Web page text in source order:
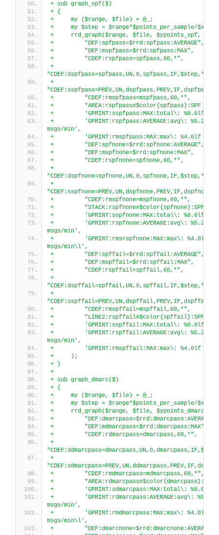
+ sub graph_spf($)
+ {
+     my ($range, $file) = @_;
+     my $step = $range*$points_per_sample/
+     rrd_graph($range, $file, $ypoints_spf,
+         "DEF:spfpass=$rrd:spfpass:AVERAGE",
+         "DEF:mspfpass=$rrd:spfpass:MAX",
+         "CDEF:rspfpass=spfpass,60,*",
+
"CDEF:dspfpass=spfpass,UN,0,spfpass,IF,$step,*",
+
+         "CDEF:rmspfpass=mspfpass,60,*",
+         "AREA:rspfpass#$color{spfpass}:SPF
+         'GPRINT:sspfpass:MAX:total\: %8.0lf
+         'GPRINT:rspfpass:AVERAGE:avg\: %5.2lf
msgs/min',
+         'GPRINT:rmspfpass:MAX:max\: %4.0lf
+         "DEF:spfnone=$rrd:spfnone:AVERAGE",
+         "DEF:mspfnone=$rrd:spfnone:MAX",
+         "CDEF:rspfnone=spfnone,60,*",
+
"CDEF:dspfnone=spfnone,UN,0,spfnone,IF,$step,*",
+
+         "CDEF:rmspfnone=mspfnone,60,*",
+         "STACK:rspfnone#$color{spfnone}:SPF
+         'GPRINT:sspfnone:MAX:total\: %8.0lf
+         'GPRINT:rspfnone:AVERAGE:avg\: %5.2lf
msgs/min',
+         'GPRINT:rmsrspfnone:MAX:max\: %4.0lf
msgs/min\l',
+         "DEF:spffail=$rrd:spffail:AVERAGE",
+         "DEF:mspffail=$rrd:spffail:MAX",
+         "CDEF:rspffail=spffail,60,*",
+
"CDEF:dspffail=spffail,UN,0,spffail,IF,$step,*",
+
+         "CDEF:rmspffail=mspffail,60,*",
+         "LINE2:rspffail#$color{spffail}:SPF
+         'GPRINT:sspffail:MAX:total\: %8.0lf
+         'GPRINT:rspffail:AVERAGE:avg\: %5.2lf
msgs/min',
+         'GPRINT:rmspffail:MAX:max\: %4.0lf
+     );
+ }
+
+ sub graph_dmarc($)
+ {
+     my ($range, $file) = @_;
+     my $step = $range*$points_per_sample/
+     rrd_graph($range, $file, $ypoints_dmarc,
+         "DEF:dmarcpass=$rrd:dmarcpass:AVERAGE",
+         "DEF:mdmarcpass=$rrd:dmarcpass:MAX",
+         "CDEF:rdmarcpass=dmarcpass,60,*",
+
+
+         "CDEF:rmdmarcpass=mdmarcpass,60,*",
+
+         'GPRINT:sdmarcpass:MAX:total\: %8.0lf
+         'GPRINT:rdmarcpass:AVERAGE:avg\: %5.2lf
msgs/min',
+         'GPRINT:rmdmarcpass:MAX:max\: %4.0lf
msgs/min\l',
+         "DEF:dmarcnone=$rrd:dmarcnone:AVERAGE",